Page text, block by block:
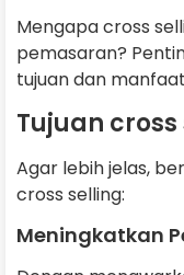
Mengapa cross
pemasaran?
tujuan dan
Tujuan
Agar lebih jelas,
cross selling:
Meningkatkan